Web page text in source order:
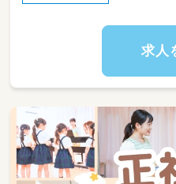
学校やご自宅への
（普通車・シエン
★パートさんとし
フがしっかりサポ
に慣れていってく
求人